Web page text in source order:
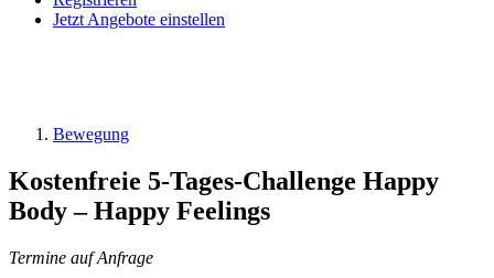
Jetzt Angebote einstellen
Bewegung
Kostenfreie 5-Tages-Challenge Happy
Body – Happy Feelings
Termine auf Anfrage